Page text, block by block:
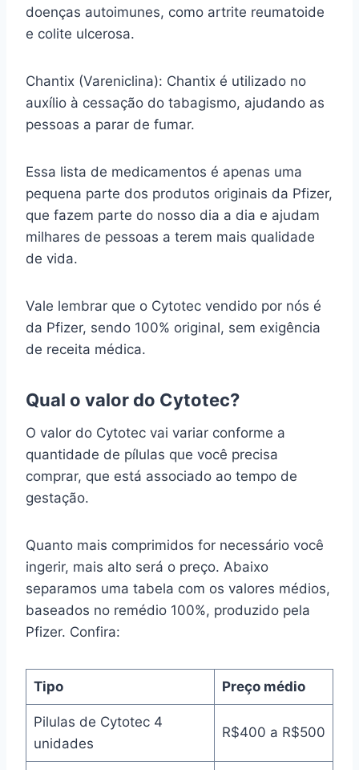
doenças autoimunes, como artrite reumatoide
e colite ulcerosa.
Chantix (Vareniclina): Chantix é utilizado no
auxílio à cessação do tabagismo, ajudando as
pessoas a parar de fumar.
Essa lista de medicamentos é apenas uma
pequena parte dos produtos originais da Pfizer,
que fazem parte do nosso dia a dia e ajudam
milhares de pessoas a terem mais qualidade
de vida.
Vale lembrar que o Cytotec vendido por nós é
da Pfizer, sendo 100% original, sem exigência
de receita médica.
Qual o valor do Cytotec?
O valor do Cytotec vai variar conforme a
quantidade de pílulas que você precisa
comprar, que está associado ao tempo de
gestação.
Quanto mais comprimidos for necessário você
ingerir, mais alto será o preço. Abaixo
separamos uma tabela com os valores médios,
baseados no remédio 100%, produzido pela
Pfizer. Confira:
Tipo Preço médio
Pilulas de Cytotec 4
unidades
R$400 a R$500